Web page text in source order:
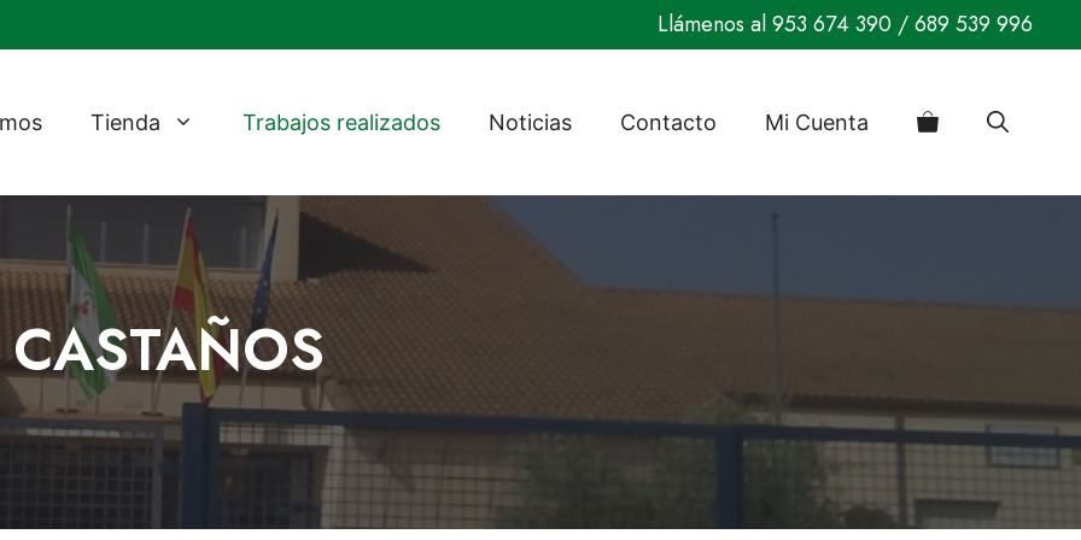
Llámenos al953 674 390 /689 539 996
Tienda Trabajos realizados Noticias Contacto Mi Cuenta